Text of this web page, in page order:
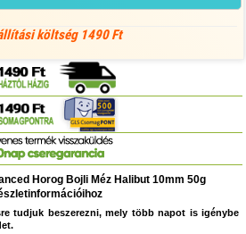
költség 1490 Ft
Horog Bojli Méz Halibut 10mm 50g
tudjuk beszerezni, mely több napot is igénybe